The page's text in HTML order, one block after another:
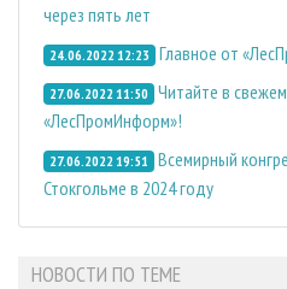
через пять лет
24.06.2022 12:23 Главное от
27.06.2022 11:50 Читайте в
«ЛесПромИнформ»!
27.06.2022 19:51 Всемирный
Стокгольме в 2024 году
НОВОСТИ ПО ТЕМЕ